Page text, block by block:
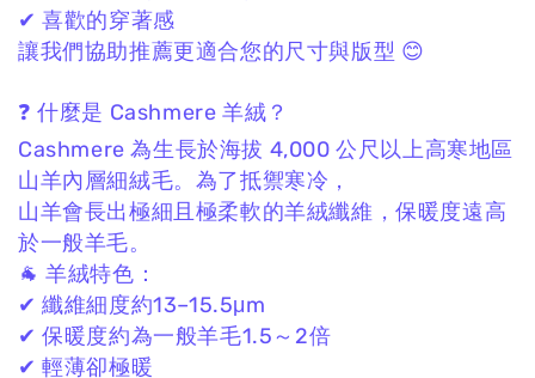
✔ 喜歡的穿著感
讓我們協助推薦更適合您的尺寸與版型 😊
❓ 什麼是 Cashmere 羊絨？
Cashmere 為生長於海拔 4,000 公尺以上高寒地區
山羊內層細絨毛。 為了抵禦寒冷，
山羊會長出極細且極柔軟的羊絨纖維，保暖度遠高
於一般羊毛。
🐐 羊絨特色：
✔ 纖維細度約13–15.5μm
✔ 保暖度約為一般羊毛1.5～2倍
✔ 輕薄卻極暖